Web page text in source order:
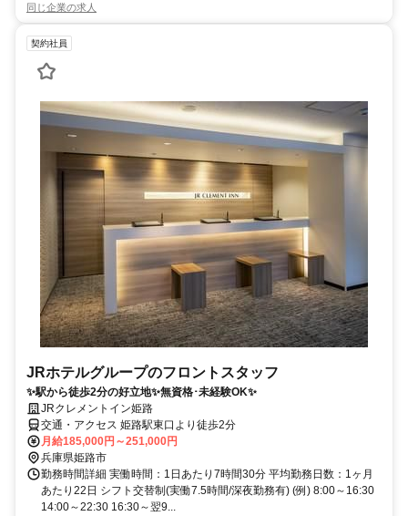
同じ企業の求人
契約社員
JRホテルグループのフロントスタッフ
✨駅から徒歩2分の好立地✨無資格･未経験OK✨
JRクレメントイン姫路
交通・アクセス 姫路駅東口より徒歩2分
月給185,000円～251,000円
兵庫県姫路市
勤務時間詳細 実働時間：1日あたり7時間30分 平均勤務日数：1ヶ月
あたり22日 シフト交替制(実働7.5時間/深夜勤務有) (例) 8:00～16:30
14:00～22:30 16:30～翌9...